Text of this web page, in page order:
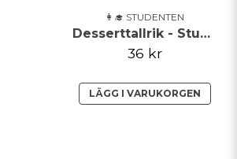
👩‍🎓 STUDENTEN
Desserttallrik - Student
36 kr
LÄGG I VARUKORGEN